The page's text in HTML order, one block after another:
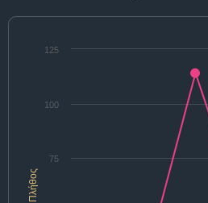
Πλήθος
75
100
125